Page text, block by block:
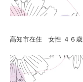
高知市在住 女性 ４６歳